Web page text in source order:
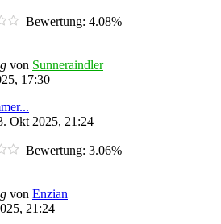
Bewertung: 4.08%
von Sunneraindler
17:30
Okt 2025, 21:24
Bewertung: 3.06%
von Enzian
21:24